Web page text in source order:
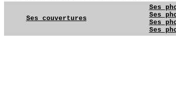
Ses couvertures
Ses
Ses
Ses
Ses